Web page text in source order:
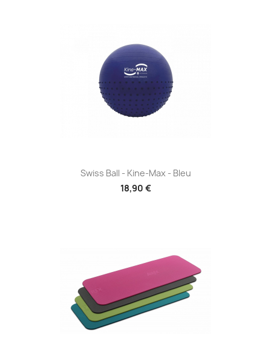
Swiss Ball - Kine-Max - Bleu
18,90 €